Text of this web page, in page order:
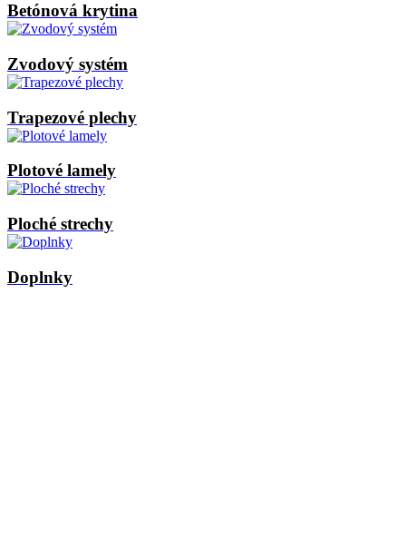
Betónová krytina
Zvodový systém
Trapezové plechy
Plotové lamely
Ploché strechy
Doplnky